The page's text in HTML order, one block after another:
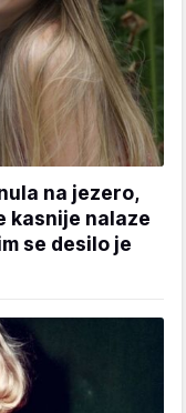
na jezero,
kasnije nalaze
se desilo je